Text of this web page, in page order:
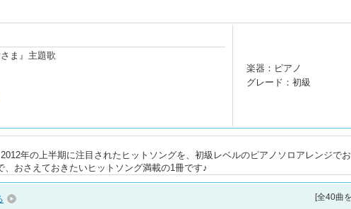
ま』主題歌
楽器：ピアノ
グレード：初級
年の上半期に注目されたヒットソングを、初級レベルのピアノソロアレンジで
おさえておきたいヒットソング満載の1冊です♪
[全40曲